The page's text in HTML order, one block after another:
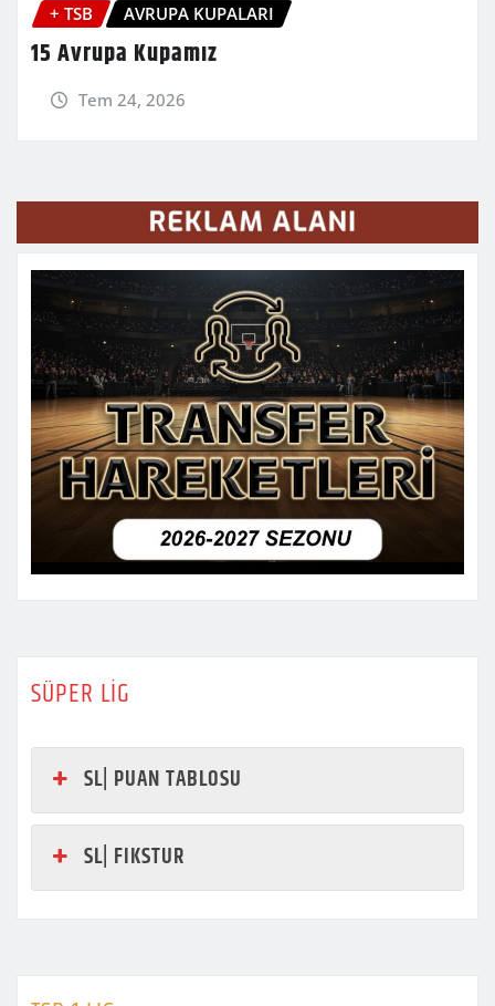
+ TSB AVRUPA KUPALARI
15 Avrupa Kupamız
Tem 24, 2026
SÜPER LİG
SL| PUAN TABLOSU
SL| FIKSTUR